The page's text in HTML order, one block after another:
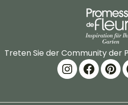
Treten Sie der Community der